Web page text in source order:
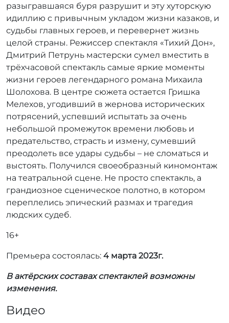
разыгравшаяся буря разрушит и эту хуторскую
идиллию с привычным укладом жизни казаков, и
судьбы главных героев, и перевернет жизнь
целой страны. Режиссер спектакля «Тихий Дон»,
Дмитрий Петрунь мастерски сумел вместить в
трёхчасовой спектакль самые яркие моменты
жизни героев легендарного романа Михаила
Шолохова. В центре сюжета остается Гришка
Мелехов, угодивший в жернова исторических
потрясений, успевший испытать за очень
небольшой промежуток времени любовь и
предательство, страсть и измену, сумевший
преодолеть все удары судьбы – не сломаться и
выстоять. Получился своеобразный киномонтаж
на театральной сцене. Не просто спектакль, а
грандиозное сценическое полотно, в котором
переплелись эпический размах и трагедия
людских судеб.
16+
Премьера состоялась: 4 марта 2023г.
В актёрских составах спектаклей возможны
изменения.
Видео